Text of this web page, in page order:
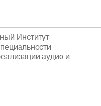
Институт
аудио и